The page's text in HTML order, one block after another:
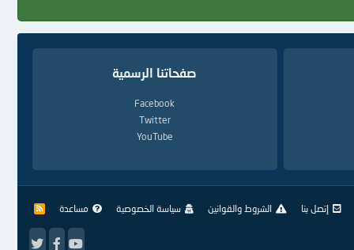
صفحاتنا الرسمية
Facebook
Twitter
YouTube
إتصل بنا الشروط والقوانين سياسة الخصوصية مساعدة
R
S